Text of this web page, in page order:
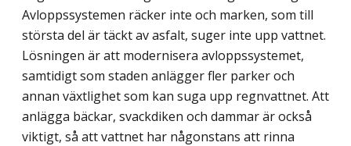
Avloppssystemen räcker inte och marken, som till
största del är täckt av asfalt, suger inte upp vattnet.
Lösningen är att modernisera avloppssystemet,
samtidigt som staden anlägger fler parker och
annan växtlighet som kan suga upp regnvattnet. Att
anlägga bäckar, svackdiken och dammar är också
viktigt, så att vattnet har någonstans att rinna